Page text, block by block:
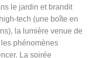
le jardin et brandit
tech (une boîte en
la lumière venue de
les phénomènes
La soirée